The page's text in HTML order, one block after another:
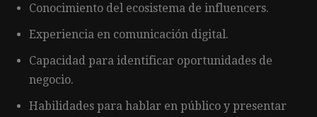
Conocimiento del ecosistema de influencers.
Experiencia en comunicación digital.
Capacidad para identificar oportunidades de
negocio.
Habilidades para hablar en público y presentar